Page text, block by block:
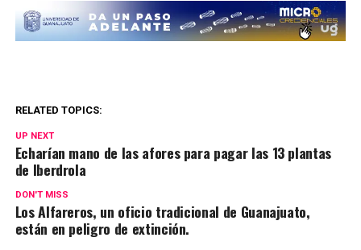
RELATED TOPICS:
UP NEXT
Echarían mano de las afores para pagar las 13 plantas
de Iberdrola
DON'T MISS
Los Alfareros, un oficio tradicional de Guanajuato,
están en peligro de extinción.